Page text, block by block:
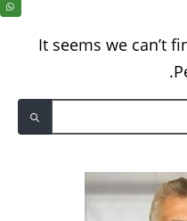
It seems we can’t